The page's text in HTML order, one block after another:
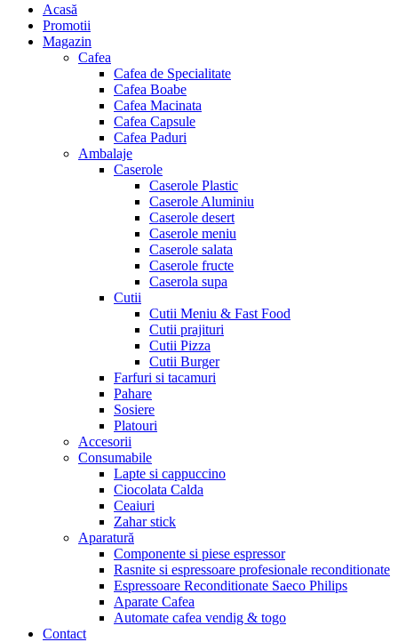
Menu
Acasă
Promotii
Magazin
Cafea
Cafea de Specialitate
Cafea Boabe
Cafea Macinata
Cafea Capsule
Cafea Paduri
Ambalaje
Caserole
Caserole Plastic
Caserole Aluminiu
Caserole desert
Caserole meniu
Caserole salata
Caserole fructe
Caserola supa
Cutii
Cutii Meniu & Fast Food
Cutii prajituri
Cutii Pizza
Cutii Burger
Farfuri si tacamuri
Pahare
Sosiere
Platouri
Accesorii
Consumabile
Lapte si cappuccino
Ciocolata Calda
Ceaiuri
Zahar stick
Aparatură
Componente si piese espressor
Rasnite si espressoare profesionale reconditionate
Espressoare Reconditionate Saeco Philips
Aparate Cafea
Automate cafea vendig & togo
Contact